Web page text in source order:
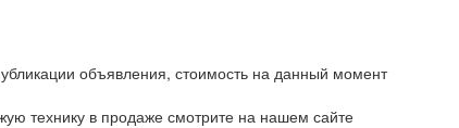
объявления, стоимость на данный момент
технику в продаже смотрите на нашем сайте